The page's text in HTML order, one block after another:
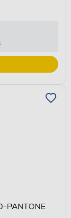
PANTONE